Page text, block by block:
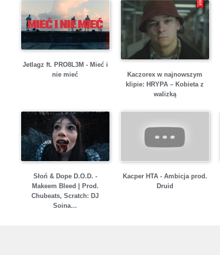
Jetlagz ft. PRO8L3M - Mieć i
nie mieć
Kaczorex w najnowszym
klipie: HRYPA – Kobieta z
walizką
Słoń & Dope D.O.D. -
Makeem Bleed | Prod.
Chubeats, Scratch: DJ
Soina…
Kacper HTA - Ambicja prod.
Druid